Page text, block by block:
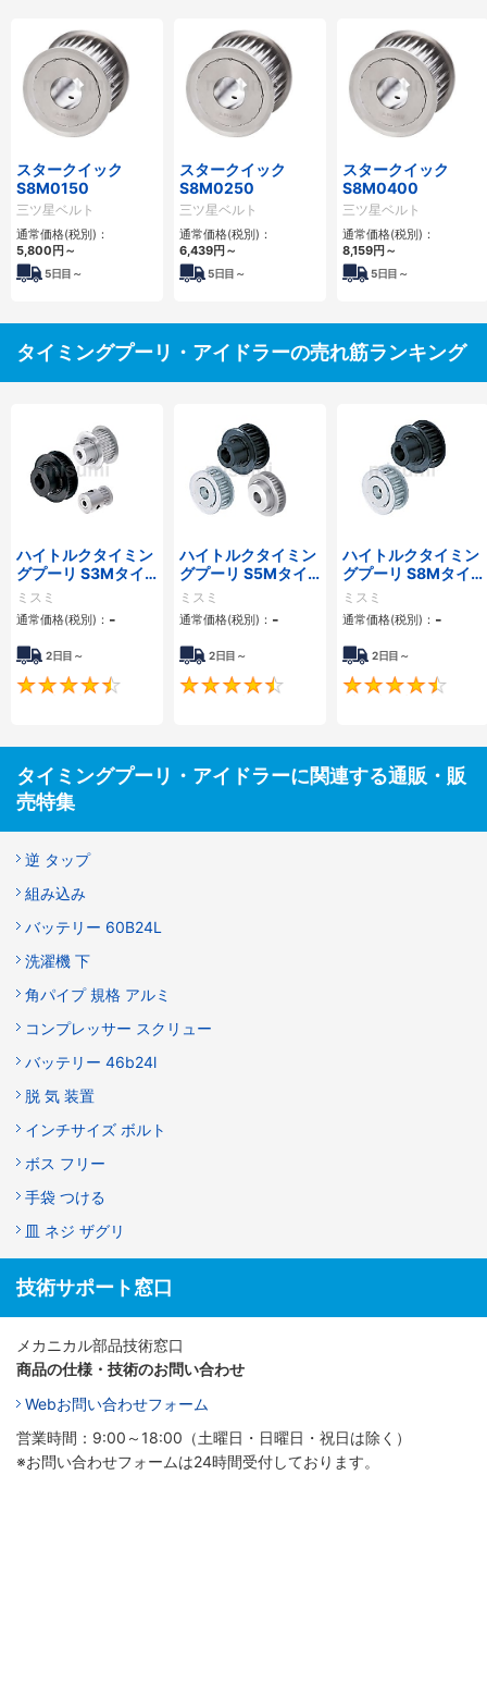
スタークイック
S8M0150
三ツ星ベルト
通常価格(税別)：
5,800 円 ～
5日目～
スタークイック
S8M0250
三ツ星ベルト
通常価格(税別)：
6,439円 ～
5日目～
スタークイック
S8M0400
三ツ星ベルト
通常価格(税別)：
8,159円 ～
5日目～
タイミングプーリ・アイドラーの売れ筋ランキング
ハイトルクタイミン
グプーリ S3Mタイ
プ
ミスミ
通常価格(税別)： -
2日目～
4.5
ハイトルクタイミン
グプーリ S5Mタイ
プ
ミスミ
通常価格(税別)： -
2日目～
4.5
ハイトルクタイミン
グプーリ S8Mタイ
プ
ミスミ
通常価格(税別)： -
2日目～
タイミングプーリ・アイドラーに関連する通販・販
売特集
逆 タップ
組み込み
バッテリー 60B24L
洗濯機 下
角パイプ 規格 アルミ
コンプレッサー スクリュー
バッテリー 46b24l
脱 気 装置
インチサイズ ボルト
ボス フリー
手袋 つける
皿 ネジ ザグリ
技術サポート窓口
メカニカル部品技術窓口
商品の仕様・技術のお問い合わせ
Webお問い合わせフォーム
営業時間：9:00～18:00（土曜日・日曜日・祝日は除く）
※お問い合わせフォームは24時間受付しております。